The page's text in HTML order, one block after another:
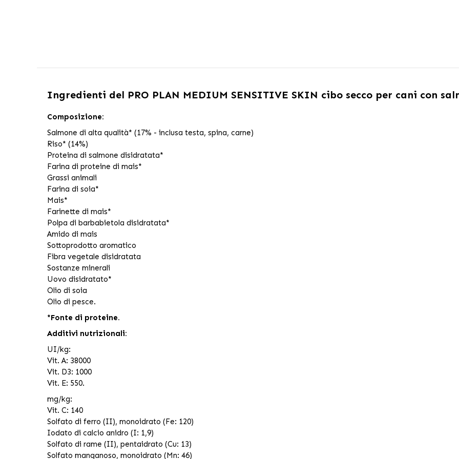
Ingredienti del PRO PLAN MEDIUM SENSITIVE SKIN cibo secco per cani con
Composizione:
Salmone di alta qualità* (17% - inclusa testa, spina, carne)
Riso* (14%)
Proteina di salmone disidratata*
Farina di proteine di mais*
Grassi animali
Farina di soia*
Mais*
Farinette di mais*
Polpa di barbabietola disidratata*
Amido di mais
Sottoprodotto aromatico
Fibra vegetale disidratata
Sostanze minerali
Uovo disidratato*
Olio di soia
Olio di pesce.
*Fonte di proteine.
Additivi nutrizionali:
UI/kg:
Vit. A: 38000
Vit. D3: 1000
Vit. E: 550.
mg/kg:
Vit. C: 140
Solfato di ferro (II), monoidrato (Fe: 120)
Iodato di calcio anidro (I: 1,9)
Solfato di rame (II), pentaidrato (Cu: 13)
Solfato manganoso, monoidrato (Mn: 46)